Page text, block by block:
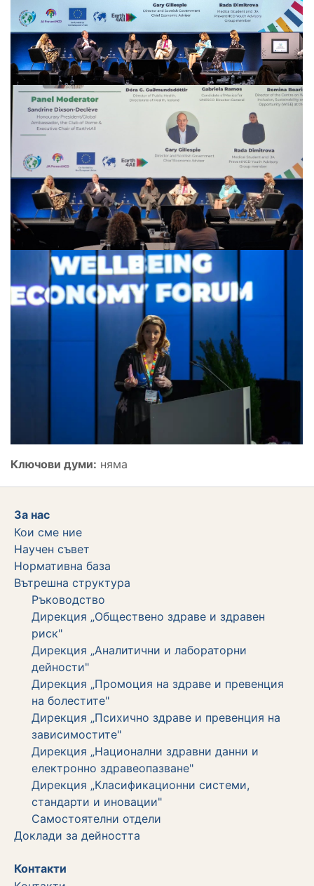
Ключови думи: няма
За нас
Кои сме ние
Научен съвет
Нормативна база
Вътрешна структура
Ръководство
Дирекция „Обществено здраве и здравен
риск"
Дирекция „Аналитични и лабораторни
дейности"
Дирекция „Промоция на здраве и превенция
на болестите"
Дирекция „Психично здраве и превенция на
зависимостите"
Дирекция „Национални здравни данни и
електронно здравеопазване"
Дирекция „Класификационни системи,
стандарти и иновации"
Самостоятелни отдели
Дoклади за дейността
Контакти